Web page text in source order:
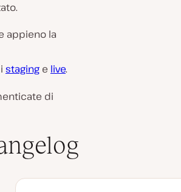
appieno la
staging e live.
di